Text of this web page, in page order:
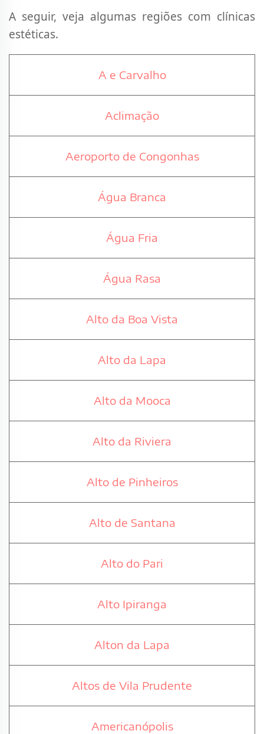
A seguir, veja algumas regiões com clínicas
estéticas.
A e Carvalho
Aclimação
Aeroporto de Congonhas
Água Branca
Água Fria
Água Rasa
Alto da Boa Vista
Alto da Lapa
Alto da Mooca
Alto da Riviera
Alto de Pinheiros
Alto de Santana
Alto do Pari
Alto Ipiranga
Alton da Lapa
Altos de Vila Prudente
Americanópolis